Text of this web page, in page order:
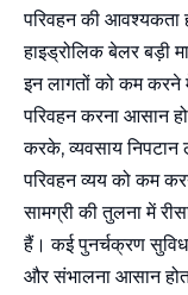
परिवहन की आवश्यकता
हाइड्रोलिक बेलर बड़ी
इन लागतों को कम करने
परिवहन करना आसान
करके, व्यवसाय
परिवहन व्यय को कम
सामग्री की तुलना में
हैं। कई पुनर्चक्रण
और संभालना आसान